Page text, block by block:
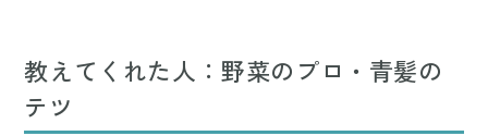
教えてくれた人：野菜のプロ・青髪の
テツ